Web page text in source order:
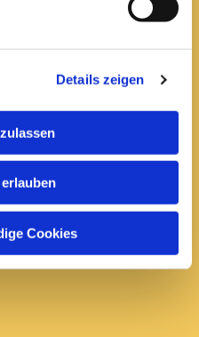
Details zeigen
Cookies